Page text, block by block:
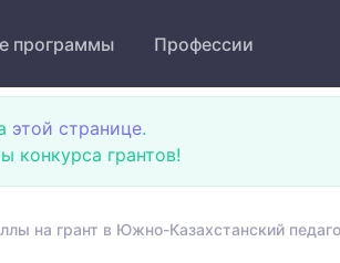
программы Профессии
этой странице.
конкурса грантов!
на грант в Южно-Казахстанский